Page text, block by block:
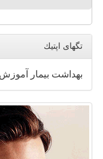
تگهای اپتیك
بهداشت بیمار آموزش